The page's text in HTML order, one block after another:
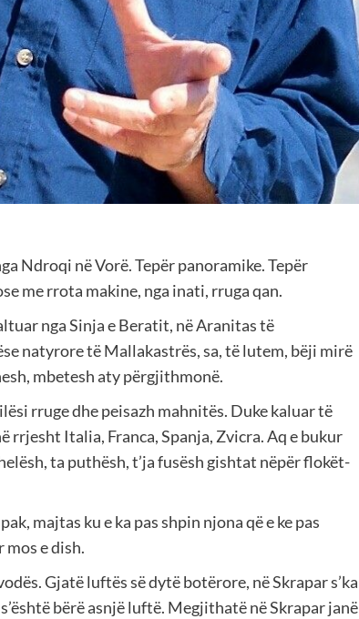
Ndroqi në Vorë. Tepër panoramike. Tepër
me rrota makine, nga inati, rruga qan.
nga Sinja e Beratit, në Aranitas të
natyrore të Mallakastrës, sa, të lutem, bëji mirë
mbetesh aty përgjithmonë.
rruge dhe peisazh mahnitës. Duke kaluar të
Italia, Franca, Spanja, Zvicra. Aq e bukur
ta puthësh, t’ja fusësh gishtat nëpër flokët-
majtas ku e ka pas shpin njona që e ke pas
mos e dish.
Gjatë luftës së dytë botërore, në Skrapar s’ka
bërë asnjë luftë. Megjithatë në Skrapar janë